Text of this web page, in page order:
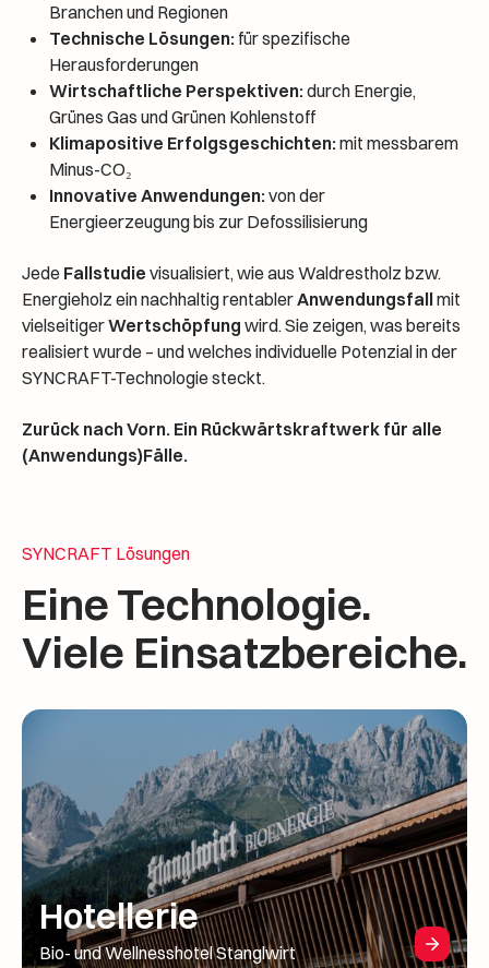
Branchen und Regionen
Technische Lösungen: für spezifische
Herausforderungen
Wirtschaftliche Perspektiven:durch Energie,
Grünes Gas und Grünen Kohlenstoff
Klimapositive Erfolgsgeschichten:mit messbarem
Minus-CO₂
Innovative Anwendungen:von der
Energieerzeugung bis zur Defossilisierung
Jede Fallstudie visualisiert, wie aus Waldrestholz bzw.
Energieholz ein nachhaltig rentablerAnwendungsfallmit
vielseitigerWertschöpfung wird. Sie zeigen, was bereits
realisiert wurde – und welches individuelle Potenzial in der
SYNCRAFT-Technologie steckt.
Zurück nach Vorn. Ein Rückwärtskraftwerk für alle
(Anwendungs)Fälle.
SYNCRAFT Lösungen
Eine Technologie.
Viele Einsatzbereiche.
Hotellerie
Bio- und Wellnesshotel Stanglwirt